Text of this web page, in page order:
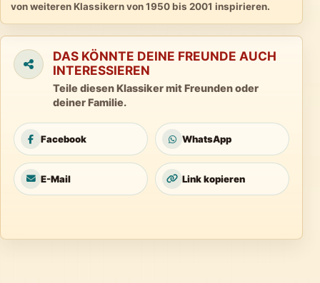
von weiteren Klassikern von 1950 bis 2001 inspirieren.
DAS KÖNNTE DEINE FREUNDE AUCH
INTERESSIEREN
Teile diesen Klassiker mit Freunden oder
deiner Familie.
Facebook WhatsApp
E-Mail Link kopieren